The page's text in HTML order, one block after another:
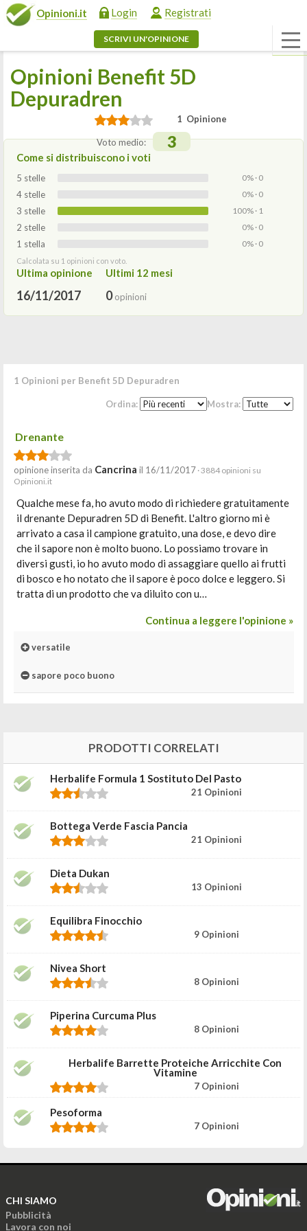
Opinioni.it Login Registrati
SCRIVI UN'OPINIONE
Opinioni Benefit 5D
Depuradren
1 Opinione
Voto medio: 3
Come si distribuiscono i voti
5 stelle 0% · 0
4 stelle 0% · 0
3 stelle 100% · 1
2 stelle 0% · 0
1 stella 0% · 0
Calcolata su 1 opinioni con voto.
Ultima opinione
16/11/2017
Ultimi 12 mesi
0opinioni
1 Opinioni per Benefit 5D Depuradren
Ordina: Mostra:
Drenante
opinione inserita da Cancrina il 16/11/2017 · 3884 opinioni su
Opinioni.it
Qualche mese fa, ho avuto modo di richiedere gratuitamente
il drenante Depuradren 5D di Benefit. L'altro giorno mi è
arrivato a casa il campione gratuito, una dose, e devo dire
che il sapore non è molto buono. Lo possiamo trovare in
diversi gusti, io ho avuto modo di assaggiare quello ai frutti
di bosco e ho notato che il sapore è poco dolce e leggero. Si
tratta di un prodotto che va diluito con u…
Continua a leggere l'opinione »
versatile
sapore poco buono
PRODOTTI CORRELATI
Herbalife Formula 1 Sostituto Del Pasto
21 Opinioni
Bottega Verde Fascia Pancia
21 Opinioni
Dieta Dukan
13 Opinioni
Equilibra Finocchio
9 Opinioni
Nivea Short
8 Opinioni
Piperina Curcuma Plus
8 Opinioni
Herbalife Barrette Proteiche Arricchite Con
Vitamine
7 Opinioni
Pesoforma
7 Opinioni
CHI SIAMO
Pubblicità
Lavora con noi